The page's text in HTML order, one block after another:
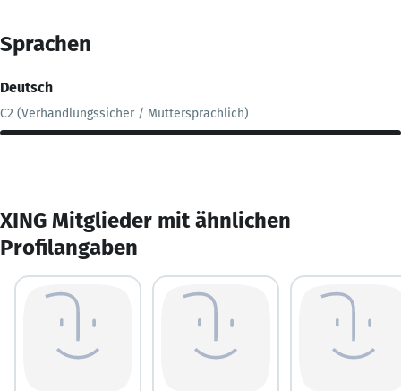
Sprachen
Deutsch
C2 (Verhandlungssicher / Muttersprachlich)
XING Mitglieder mit ähnlichen
Profilangaben